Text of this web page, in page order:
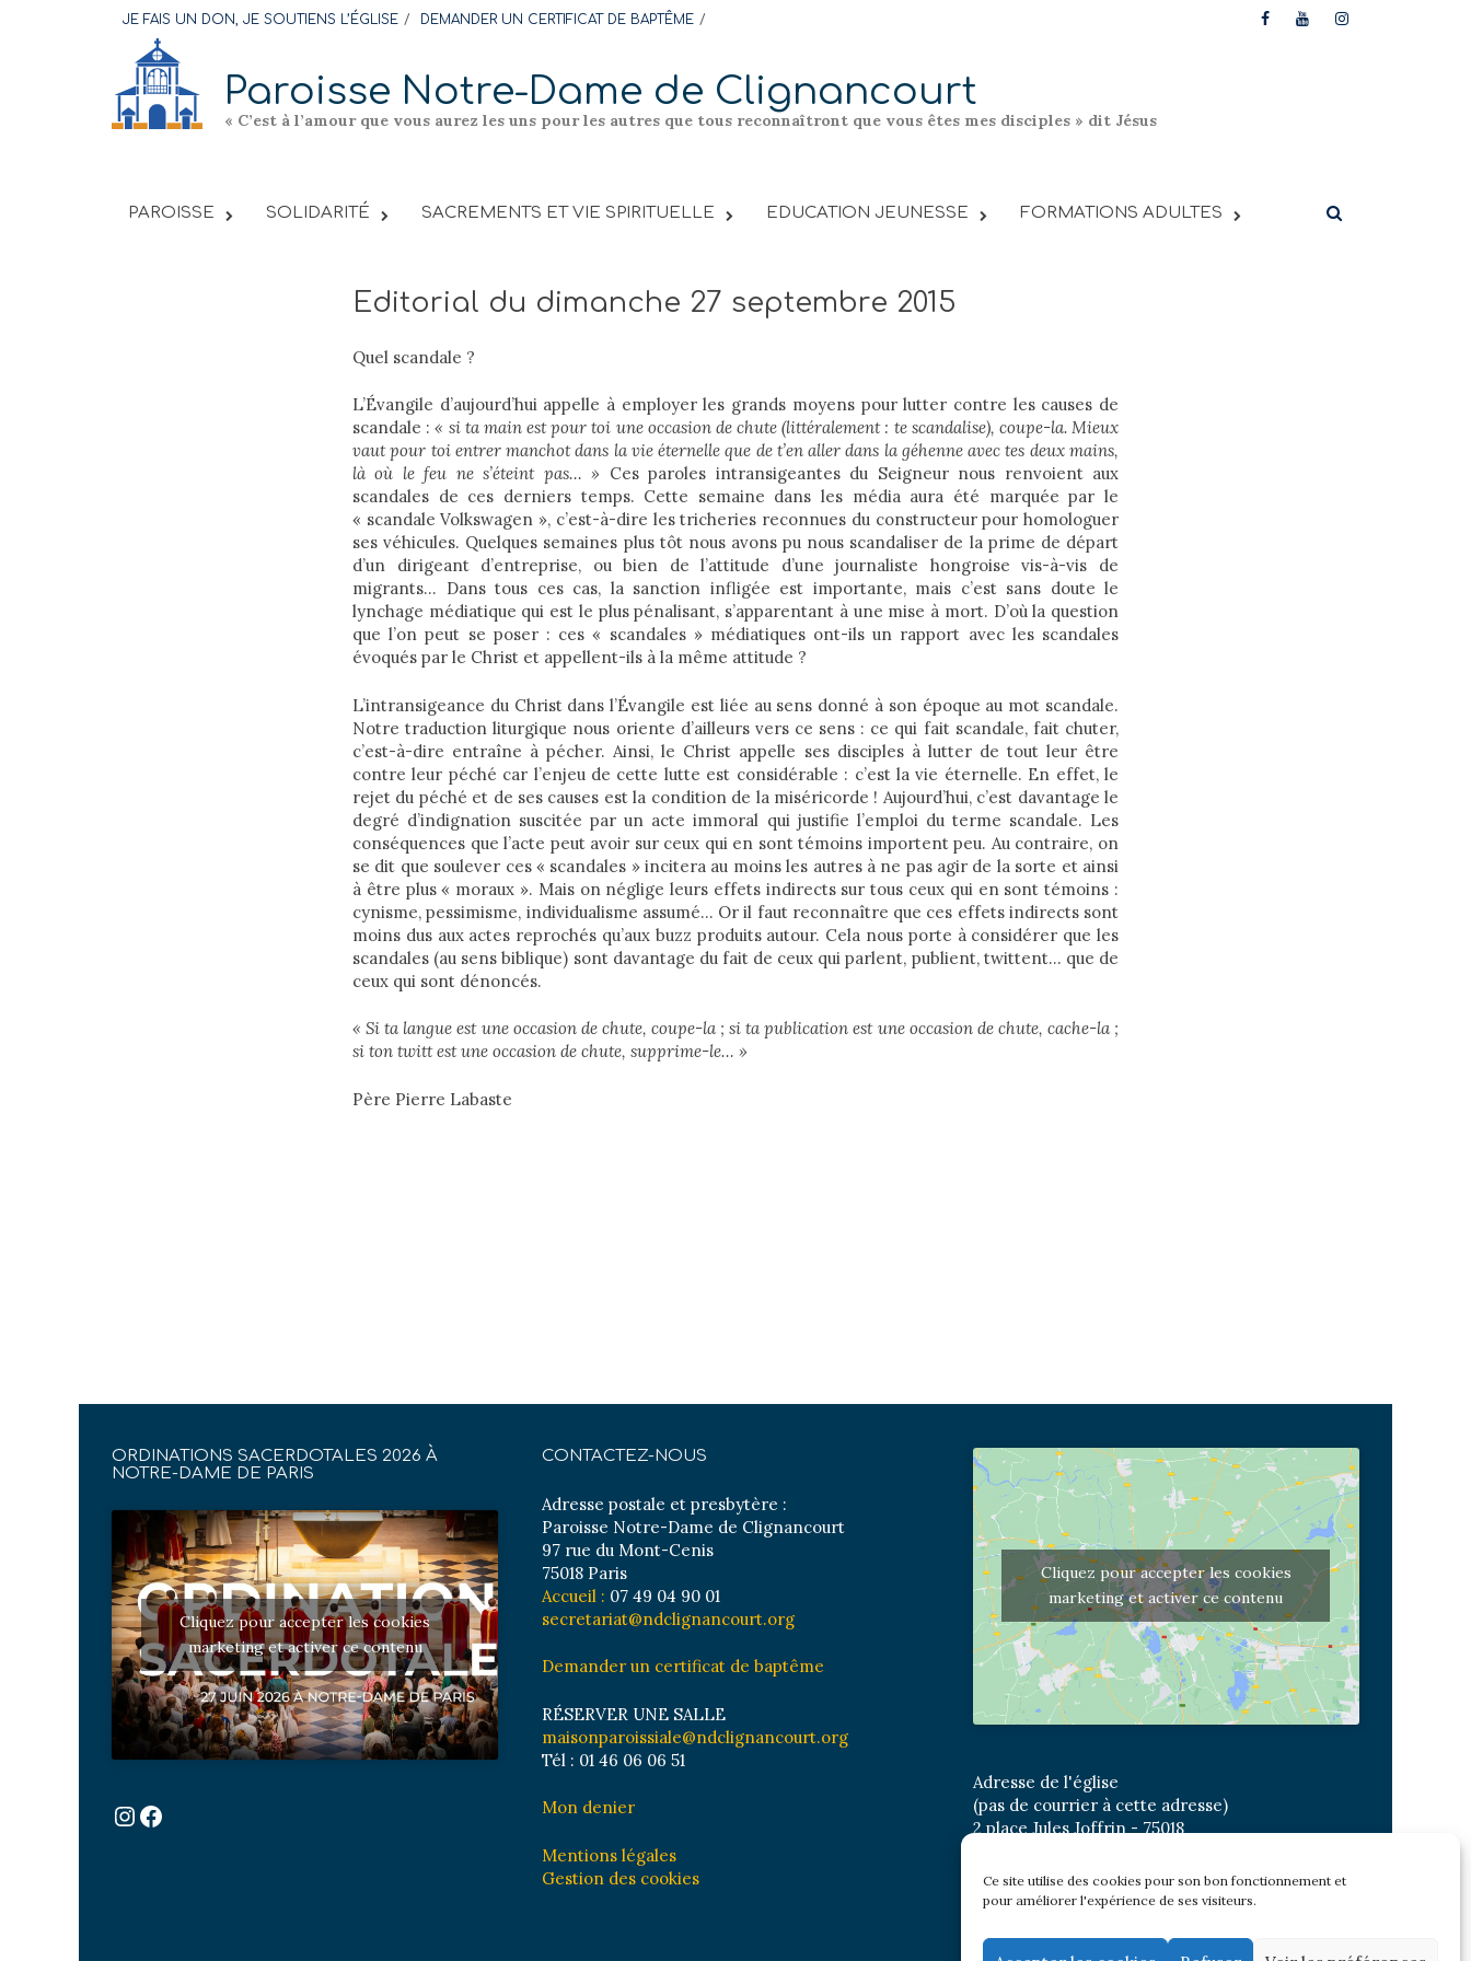
Ce site utilise des cookies pour son bon fonctionnement et
pour améliorer l'expérience de ses visiteurs.
content
JE FAIS UN DON, JE SOUTIENS L’ÉGLISE DEMANDER UN CERTIFICAT DE BAPTÊME
Paroisse Notre-Dame de Clignancourt
« C’est à l’amour que vous aurez les uns pour les autres que tous reconnaîtront que vous êtes mes disciples » dit Jésus
PAROISSE SOLIDARITÉ SACREMENTS ET VIE SPIRITUELLE EDUCATION JEUNESSE FORMATIONS ADULTES
Editorial du dimanche 27 septembre 2015
Quel scandale ?
L’Évangile d’aujourd’hui appelle à employer les grands moyens pour lutter contre les causes de
scandale :« si ta main est pour toi une occasion de chute (littéralement : te scandalise), coupe-la. Mieux
vaut pour toi entrer manchot dans la vie éternelle que de t’en aller dans la géhenne avec tes deux mains,
là où le feu ne s’éteint pas… » Ces paroles intransigeantes du Seigneur nous renvoient aux
scandales de ces derniers temps. Cette semaine dans les média aura été marquée par le
« scandale Volkswagen », c’est-à-dire les tricheries reconnues du constructeur pour homologuer
ses véhicules. Quelques semaines plus tôt nous avons pu nous scandaliser de la prime de départ
d’un dirigeant d’entreprise, ou bien de l’attitude d’une journaliste hongroise vis-à-vis de
migrants… Dans tous ces cas, la sanction infligée est importante, mais c’est sans doute le
lynchage médiatique qui est le plus pénalisant, s’apparentant à une mise à mort. D’où la question
que l’on peut se poser : ces « scandales » médiatiques ont-ils un rapport avec les scandales
évoqués par le Christ et appellent-ils à la même attitude ?
L’intransigeance du Christ dans l’Évangile est liée au sens donné à son époque au mot scandale.
Notre traduction liturgique nous oriente d’ailleurs vers ce sens : ce qui fait scandale, fait chuter,
c’est-à-dire entraîne à pécher. Ainsi, le Christ appelle ses disciples à lutter de tout leur être
contre leur péché car l’enjeu de cette lutte est considérable : c’est la vie éternelle. En effet, le
rejet du péché et de ses causes est la condition de la miséricorde ! Aujourd’hui, c’est davantage le
degré d’indignation suscitée par un acte immoral qui justifie l’emploi du terme scandale. Les
conséquences que l’acte peut avoir sur ceux qui en sont témoins importent peu. Au contraire, on
se dit que soulever ces « scandales » incitera au moins les autres à ne pas agir de la sorte et ainsi
à être plus « moraux ». Mais on néglige leurs effets indirects sur tous ceux qui en sont témoins :
cynisme, pessimisme, individualisme assumé… Or il faut reconnaître que ces effets indirects sont
moins dus aux actes reprochés qu’aux buzz produits autour. Cela nous porte à considérer que les
scandales (au sens biblique) sont davantage du fait de ceux qui parlent, publient, twittent… que de
ceux qui sont dénoncés.
« Si ta langue est une occasion de chute, coupe-la ; si ta publication est une occasion de chute, cache-la ;
si ton twitt est une occasion de chute, supprime-le… »
Père Pierre Labaste
ORDINATIONS SACERDOTALES 2026 À
NOTRE-DAME DE PARIS
Cliquez pour accepter les cookies
marketing et activer ce contenu
Instagram
Facebook
CONTACTEZ-NOUS
Adresse postale et presbytère :
Paroisse Notre-Dame de Clignancourt
97 rue du Mont-Cenis
75018 Paris
Accueil : 07 49 04 90 01
secretariat@ndclignancourt.org
Demander un certificat de baptême
RÉSERVER UNE SALLE
maisonparoissiale@ndclignancourt.org
Tél : 01 46 06 06 51
Mon denier
Mentions légales
Gestion des cookies
Cliquez pour accepter les cookies
marketing et activer ce contenu
Adresse de l'église
(pas de courrier à cette adresse)
2 place Jules Joffrin - 75018
Bus : Mairie du XVIII
Newsletter